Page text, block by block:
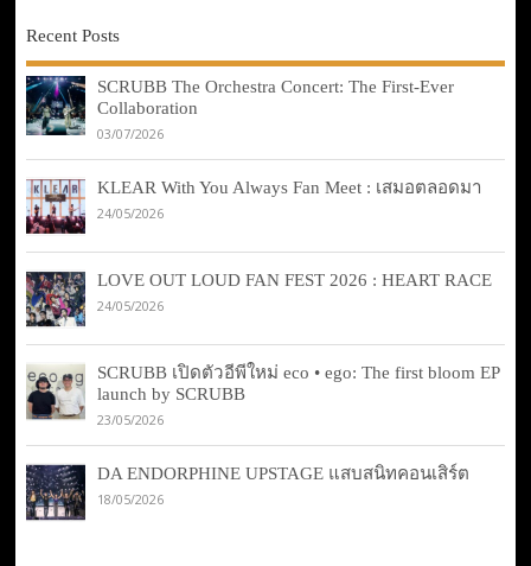
Recent Posts
SCRUBB The Orchestra Concert: The First-Ever
Collaboration
03/07/2026
KLEAR With You Always Fan Meet : เสมอตลอดมา
24/05/2026
LOVE OUT LOUD FAN FEST 2026 : HEART RACE
24/05/2026
SCRUBB เปิดตัวอีพีใหม่ eco • ego: The first bloom EP
launch by SCRUBB
23/05/2026
DA ENDORPHINE UPSTAGE แสบสนิทคอนเสิร์ต
18/05/2026